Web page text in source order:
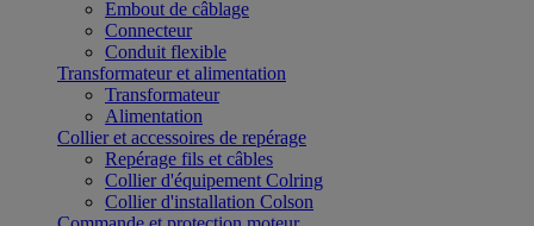
Embout de câblage
Connecteur
Conduit flexible
Transformateur et alimentation
Transformateur
Alimentation
Collier et accessoires de repérage
Repérage fils et câbles
Collier d'équipement Colring
Collier d'installation Colson